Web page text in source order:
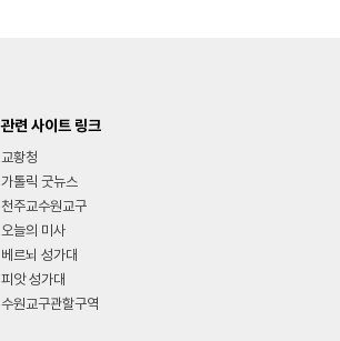
관련 사이트 링크
교황청
가톨릭 굿뉴스
천주교수원교구
오늘의 미사
베르뇌 성가대
피앗 성가대
수원교구관할구역